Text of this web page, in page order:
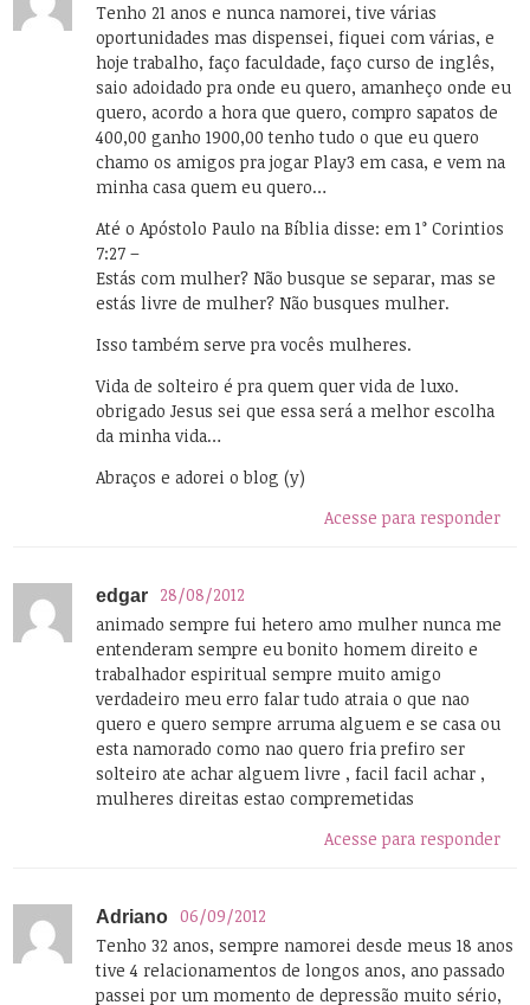
Tenho 21 anos e nunca namorei, tive várias
oportunidades mas dispensei, fiquei com várias, e
hoje trabalho, faço faculdade, faço curso de inglês,
saio adoidado pra onde eu quero, amanheço onde eu
quero, acordo a hora que quero, compro sapatos de
400,00 ganho 1900,00 tenho tudo o que eu quero
chamo os amigos pra jogar Play3 em casa, e vem na
minha casa quem eu quero…
Até o Apóstolo Paulo na Bíblia disse: em 1° Corintios
7:27 –
Estás com mulher? Não busque se separar, mas se
estás livre de mulher? Não busques mulher.
Isso também serve pra vocês mulheres.
Vida de solteiro é pra quem quer vida de luxo.
obrigado Jesus sei que essa será a melhor escolha
da minha vida…
Abraços e adorei o blog (y)
Acesse para responder
edgar
28/08/2012
animado sempre fui hetero amo mulher nunca me
entenderam sempre eu bonito homem direito e
trabalhador espiritual sempre muito amigo
verdadeiro meu erro falar tudo atraia o que nao
quero e quero sempre arruma alguem e se casa ou
esta namorado como nao quero fria prefiro ser
solteiro ate achar alguem livre , facil facil achar ,
mulheres direitas estao compremetidas
Acesse para responder
Adriano
06/09/2012
Tenho 32 anos, sempre namorei desde meus 18 anos
tive 4 relacionamentos de longos anos, ano passado
passei por um momento de depressão muito sério,